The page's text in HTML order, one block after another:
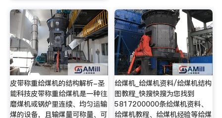
皮带称重给煤机的结构解析-圣
能科技皮带称重给煤机是一种往
磨煤机或锅炉里连续、均匀运输
煤的设备，且输煤量可称量、可
给煤机_给煤机资料/给煤机结构
图教程_快搜快搜为您找到
5817200000条给煤机资料、
给煤机教程、给煤机经验等给煤